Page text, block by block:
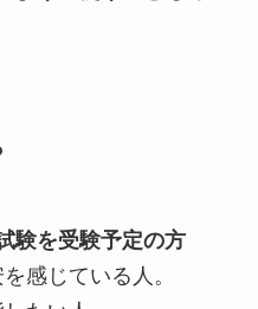
験を受験予定の方
感じている人。